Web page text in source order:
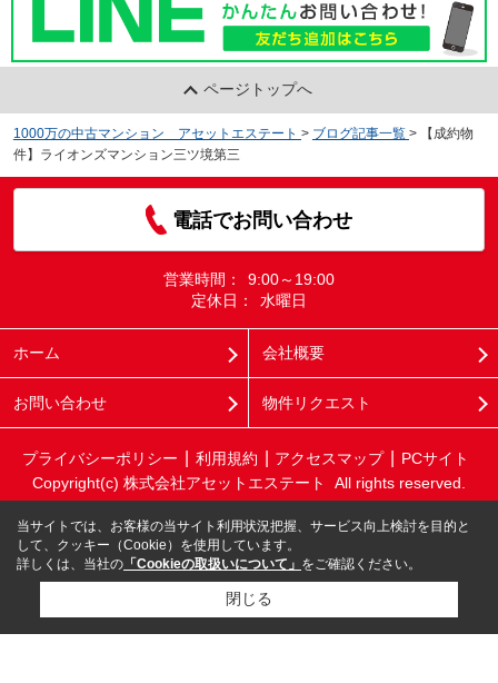
ページトップへ
1000万の中古マンション アセットエステート > ブログ記事一覧 >
【成約物
件】ライオンズマンション三ツ境第三
電話でお問い合わせ
営業時間：
9:00～19:00
定休日：
水曜日
ホーム 会社概要
お問い合わせ 物件リクエスト
プライバシーポリシー 利用規約 アクセスマップ
PCサイト
Copyright(c) 株式会社アセットエステート All rights reserved.
当サイトでは、お客様の当サイト利用状況把握、サービス向上検討を目的と
して、クッキー（Cookie）を使用しています。
詳しくは、当社の 「Cookieの取扱いについて」 をご確認ください。
閉じる